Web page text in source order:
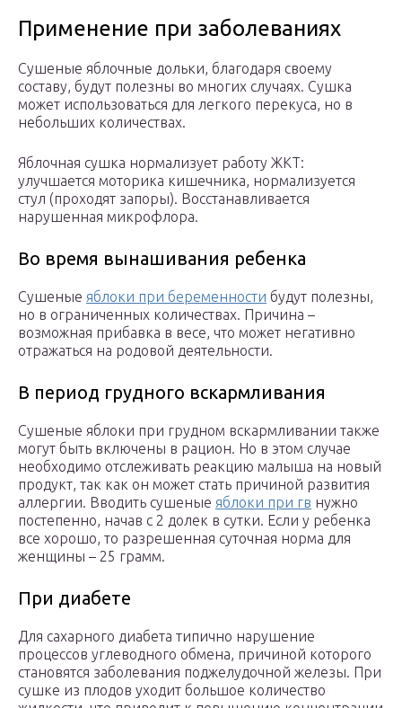
Применение при заболеваниях
Сушеные яблочные дольки, благодаря своему
составу, будут полезны во многих случаях. Сушка
может использоваться для легкого перекуса, но в
небольших количествах.
Яблочная сушка нормализует работу ЖКТ:
улучшается моторика кишечника, нормализуется
стул (проходят запоры). Восстанавливается
нарушенная микрофлора.
Во время вынашивания ребенка
Сушеные яблоки при беременности будут полезны,
но в ограниченных количествах. Причина –
возможная прибавка в весе, что может негативно
отражаться на родовой деятельности.
В период грудного вскармливания
Сушеные яблоки при грудном вскармливании также
могут быть включены в рацион. Но в этом случае
необходимо отслеживать реакцию малыша на новый
продукт, так как он может стать причиной развития
аллергии. Вводить сушеные яблоки при гв нужно
постепенно, начав с 2 долек в сутки. Если у ребенка
все хорошо, то разрешенная суточная норма для
женщины – 25 грамм.
При диабете
Для сахарного диабета типично нарушение
процессов углеводного обмена, причиной которого
становятся заболевания поджелудочной железы. При
сушке из плодов уходит большое количество